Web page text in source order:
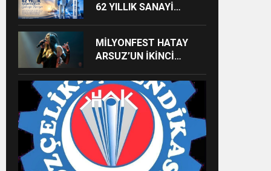
62 YILLIK SANAYİ
MİLYONFEST HATAY
ARSUZ’UN İKİNCİ
ÇAPANOĞLU SAHNE
ALACAK